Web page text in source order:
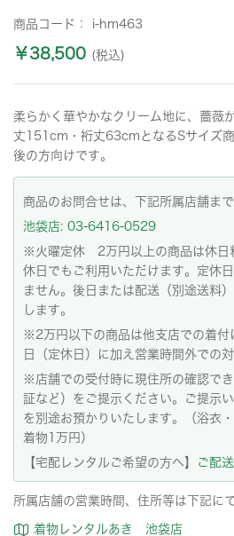
商品コード： i-hm463
￥38,500 (税込)
柔らかく華やかなクリーム地に、薔薇
丈151cm・裄丈63cmとなるSサイズ
後の方向けです。
商品のお問合せは、下記所属店舗まで
池袋店: 03-6416-0529
※火曜定休 2万円以上の商品は休日
休日でもご利用いただけます。定休
ません。後日または配送（別途送料
します。
※2万円以下の商品は他支店での着付
日（定休日）に加え営業時間外での
※店舗での受付時に現住所の確認で
証など）をご提示ください。ご提示
を別途お預かりいたします。（浴衣
着物1万円）
【宅配レンタルご希望の方へ】
ご配
所属店舗の営業時間、住所等は下記に
着物レンタルあき 池袋店